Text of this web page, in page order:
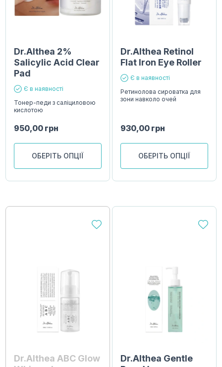
Dr.Althea 2%
Salicylic Acid Clear
Pad
Є в наявності
Тонер-педи з саліциловою
кислотою
950,00 грн
ОБЕРІТЬ ОПЦІЇ
Dr.Althea Retinol
Flat Iron Eye Roller
Є в наявності
Ретинолова сироватка для
зони навколо очей
930,00 грн
ОБЕРІТЬ ОПЦІЇ
Dr.Althea ABC Glow
Dr.Althea Gentle